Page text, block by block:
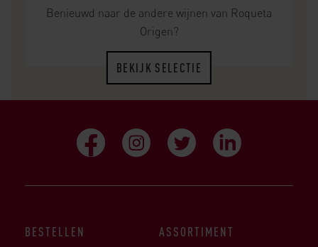
Benieuwd naar de andere wijnen van Roqueta
Origen?
BEKIJK SELECTIE
BESTELLEN
ASSORTIMENT